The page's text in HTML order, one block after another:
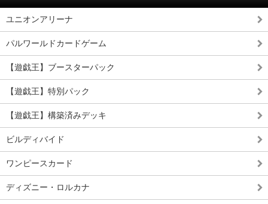
ユニオンアリーナ
パルワールドカードゲーム
【遊戯王】ブースターパック
【遊戯王】特別パック
【遊戯王】構築済みデッキ
ビルディバイド
ワンピースカード
ディズニー・ロルカナ